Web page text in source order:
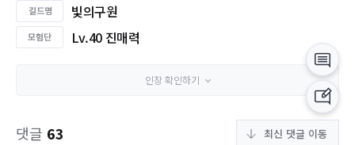
빛의구원
Lv.40 진매력
인장 확인하기
댓글 63 최신 댓글 이동